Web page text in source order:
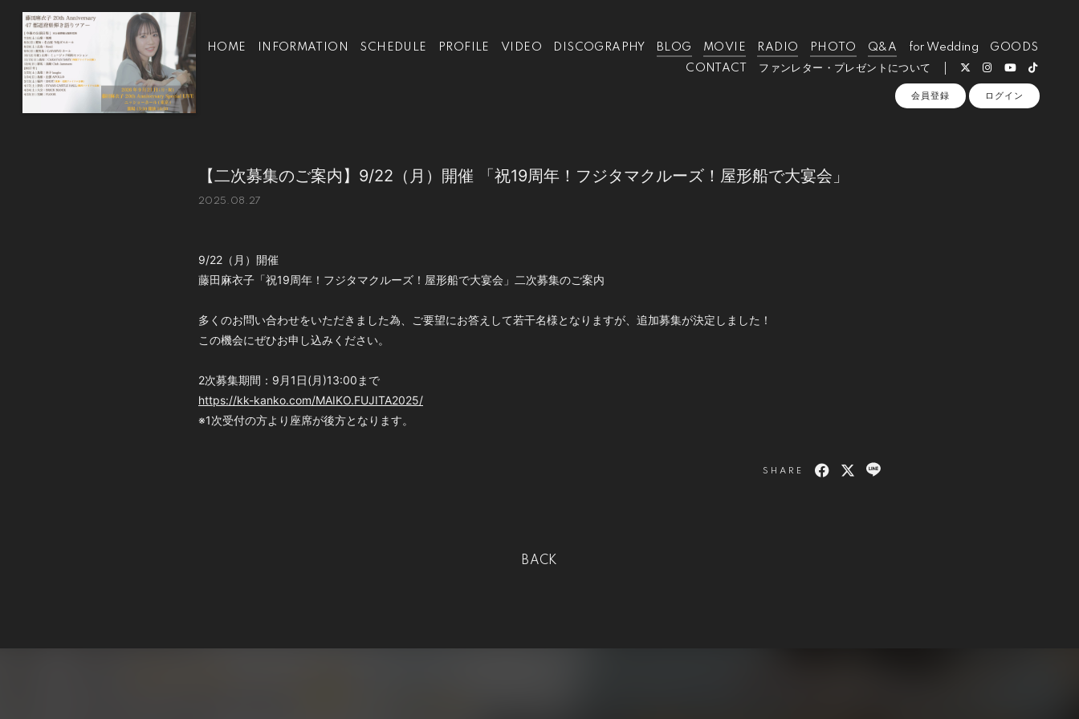
HOME INFORMATION SCHEDULE PROFILE VIDEO DISCOGRAPHY BLOG MOVIE RADIO PHOTO Q&A for Wedding
GOODS
CONTACT
ファンレター・プレゼントについて
会員登録 ログイン
【二次募集のご案内】9/22（月）開催 「祝19周年！フジタマクルーズ！屋形船で大宴会」
2025.08.27
9/22（月）開催
藤田麻衣子「祝19周年！フジタマクルーズ！屋形船で大宴会」二次募集のご案内
多くのお問い合わせをいただきました為、ご要望にお答えして若干名様となりますが、追加募集が決定しました！
この機会にぜひお申し込みください。
2次募集期間：9月1日(月)13:00まで
https://kk-kanko.com/MAIKO.FUJITA2025/
※1次受付の方より座席が後方となります。
SHARE
BACK